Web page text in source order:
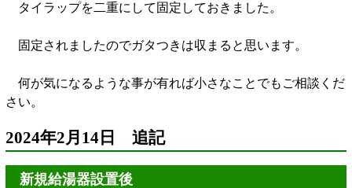
タイラップを二重にして固定しておきました。
固定されましたのでガタつきは収まると思います。
何が気になるような事が有れば小さなことでもご相談くだ
さい。
2024年2月14日 追記
新規給湯器設置後